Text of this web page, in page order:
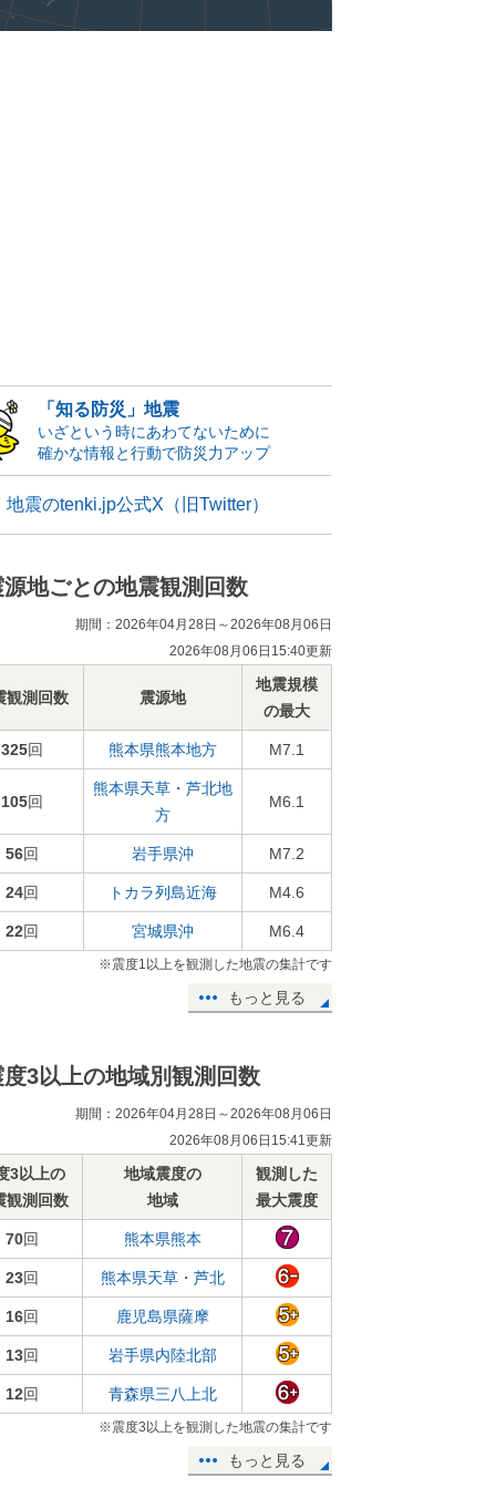
「知る防災」地震
いざという時にあわてないために
確かな情報と行動で防災力アップ
地震のtenki.jp公式X（旧Twitter）
源地ごとの地震観測回数
期間：2026年04月28日～2026年08月06日
2026年08月06日15:40更新
観測回数 震源地
地震規模
の最大
325回 熊本県熊本地方 M7.1
105回
熊本県天草・芦北地
方
M6.1
56回 岩手県沖 M7.2
24回 トカラ列島近海 M4.6
22回 宮城県沖 M6.4
※震度1以上を観測した地震の集計です
もっと見る
度3以上の地域別観測回数
期間：2026年04月28日～2026年08月06日
2026年08月06日15:41更新
3以上の
観測回数
地域震度の
地域
観測した
最大震度
70回 熊本県熊本
23回 熊本県天草・芦北
16回 鹿児島県薩摩
13回 岩手県内陸北部
12回 青森県三八上北
※震度3以上を観測した地震の集計です
もっと見る